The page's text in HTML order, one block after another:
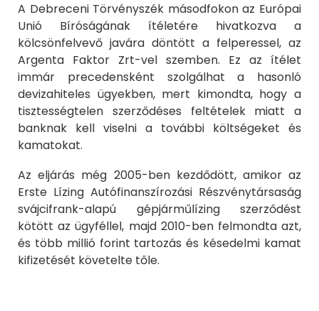
A Debreceni Törvényszék másodfokon az Európai
Unió Bíróságának ítéletére hivatkozva a
kölcsönfelvevő javára döntött a felperessel, az
Argenta Faktor Zrt-vel szemben. Ez az ítélet
immár precedensként szolgálhat a hasonló
devizahiteles ügyekben, mert kimondta, hogy a
tisztességtelen szerződéses feltételek miatt a
banknak kell viselni a további költségeket és
kamatokat.
Az eljárás még 2005-ben kezdődött, amikor az
Erste Lízing Autófinanszírozási Részvénytársaság
svájcifrank-alapú gépjárműlízing szerződést
kötött az ügyféllel, majd 2010-ben felmondta azt,
és több millió forint tartozás és késedelmi kamat
kifizetését követelte tőle.